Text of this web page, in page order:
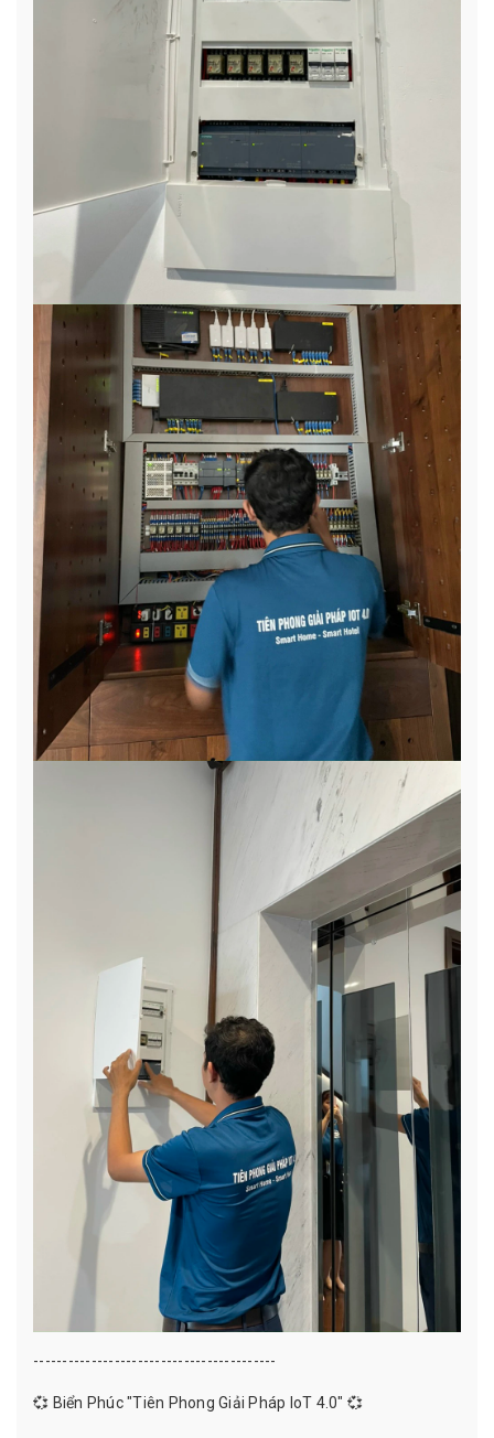
------------------------------------------
💞 Biển Phúc "Tiên Phong Giải Pháp IoT 4.0" 💞